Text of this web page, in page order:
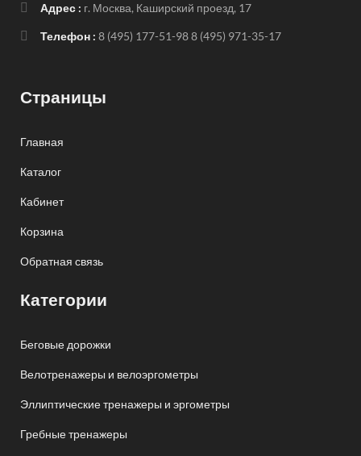
Адрес : г. Москва, Каширский проезд, 17
Телефон : 8 (495) 177-51-988 (495) 971-35-17
Страницы
Главная
Каталог
Кабинет
Корзина
Обратная связь
Категории
Беговые дорожки
Велотренажеры и велоэргометры
Эллиптические тренажеры и эргометры
Гребные тренажеры